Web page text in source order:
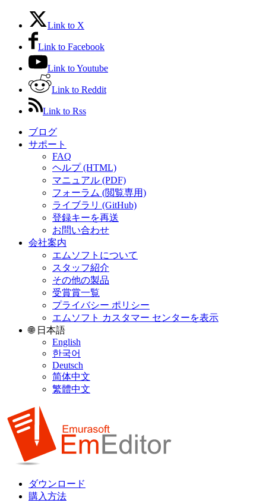
Link to X
Link to Facebook
Link to Youtube
Link to Reddit
Link to Rss
ブログ
サポート
FAQ
ヘルプ (HTML)
マニュアル (PDF)
フォーラム (閲覧専用)
ライブラリ (GitHub)
登録キーを再送
お問い合わせ
会社案内
エムソフトについて
スタッフ紹介
その他の製品
受賞賞一覧
プライバシー ポリシー
エムソフト カスタマー センターを表示
🌐 日本語
English
한국어
Deutsch
简体中文
繁體中文
ダウンロード
購入方法